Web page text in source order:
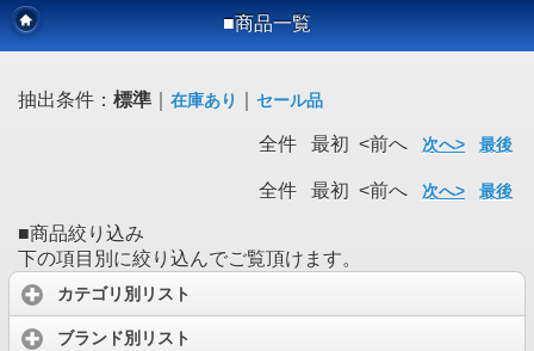
■商品一覧
抽出条件： 標準 在庫あり セール品
全件 最初 <前へ 次へ> 最後
全件 最初 <前へ 次へ> 最後
■商品絞り込み
下の項目別に絞り込んでご覧頂けます。
カテゴリ別リスト
ブランド別リスト